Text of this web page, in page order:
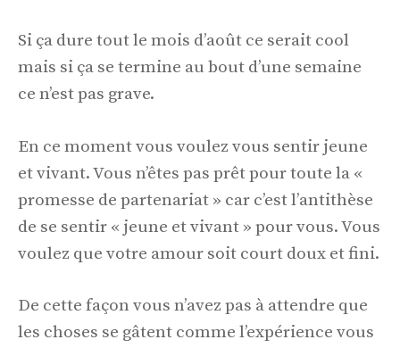
Si ça dure tout le mois d’août ce serait cool
mais si ça se termine au bout d’une semaine
ce n’est pas grave.
En ce moment vous voulez vous sentir jeune
et vivant. Vous n’êtes pas prêt pour toute la «
promesse de partenariat » car c’est l’antithèse
de se sentir « jeune et vivant » pour vous. Vous
voulez que votre amour soit court doux et fini.
De cette façon vous n’avez pas à attendre que
les choses se gâtent comme l’expérience vous